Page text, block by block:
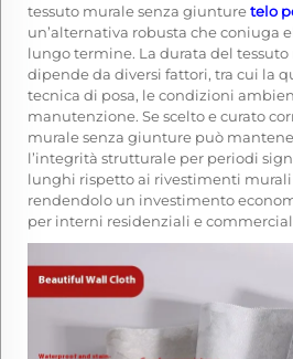
tessuto murale senza giunturetelo
un’alternativa robusta che coniuga
lungo termine. La durata del
dipende da diversi fattori, tra cui la
tecnica di posa, le condizioni
manutenzione. Se scelto e curato
murale senza giunture può
l’integrità strutturale per periodi
lunghi rispetto ai rivestimenti
rendendolo un investimento
per interni residenziali e